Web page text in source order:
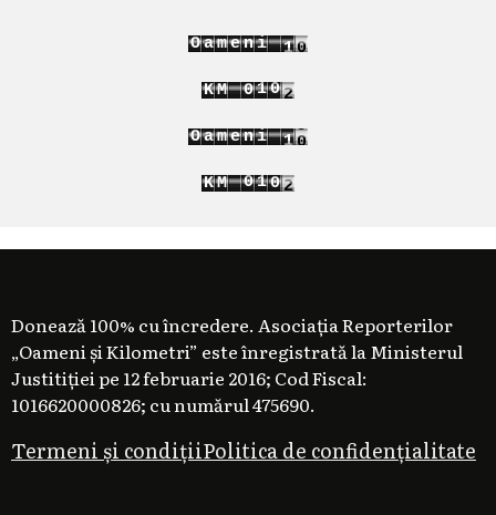
Oameni
10
1
KM
010
8
7
Oameni
10
1
KM
0108
7
Donează 100% cu încredere. Asociația Reporterilor
„Oameni și Kilometri” este înregistrată la Ministerul
Justitiției pe 12 februarie 2016; Cod Fiscal:
1016620000826; cu numărul 475690.
Termeni și condițiiPolitica de confidențialitate